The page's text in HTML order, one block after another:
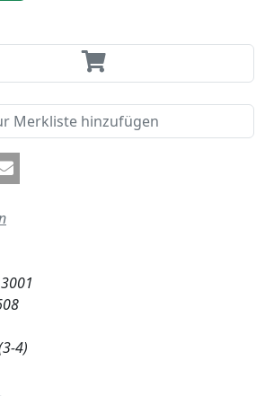
4)
Merkliste hinzufügen